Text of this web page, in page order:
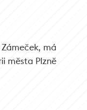
Zámeček, má
města Plzně